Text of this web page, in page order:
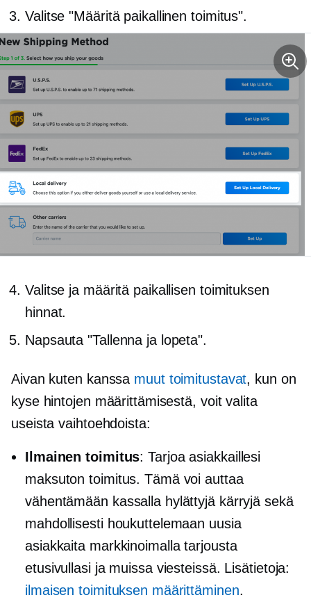
Valitse "Määritä paikallinen toimitus".
Valitse ja määritä paikallisen toimituksen
hinnat.
Napsauta "Tallenna ja lopeta".
Aivan kuten kanssa muut toimitustavat, kun on
kyse hintojen määrittämisestä, voit valita
useista vaihtoehdoista:
Ilmainen toimitus: Tarjoa asiakkaillesi
maksuton toimitus. Tämä voi auttaa
vähentämään kassalla hylättyjä kärryjä sekä
mahdollisesti houkuttelemaan uusia
asiakkaita markkinoimalla tarjousta
etusivullasi ja muissa viesteissä. Lisätietoja:
ilmaisen toimituksen määrittäminen.